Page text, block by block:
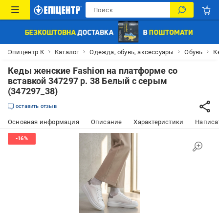
Эпицентр К Каталог Одежда, обувь, аксессуары Обувь
Кеды женские Fashion на платформе со
вставкой 347297 р. 38 Белый с серым
(347297_38)
оставить отзыв
Основная информация Описание Характеристики